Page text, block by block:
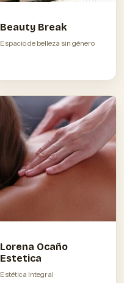
Beauty Break
Espacio de belleza sin género
Lorena Ocaño
Estetica
Estética Integral